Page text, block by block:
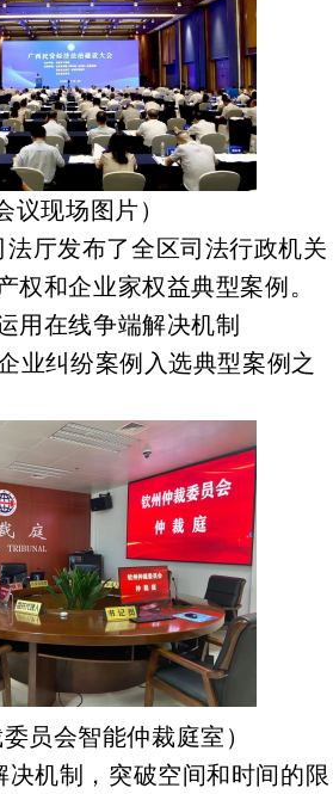
议现场图片）
厅发布了全区司法行政机关
权和企业家权益典型案例。
用在线争端解决机制
业纠纷案例入选典型案例之
委员会智能仲裁庭室）
决机制，突破空间和时间的限